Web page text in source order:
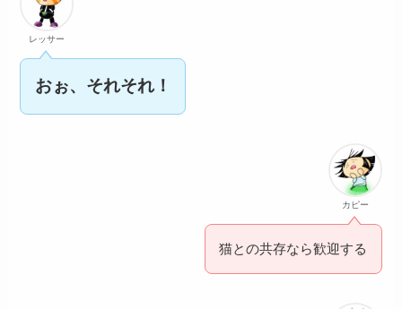
レッサー
おぉ、それそれ！
カピー
猫との共存なら歓迎する